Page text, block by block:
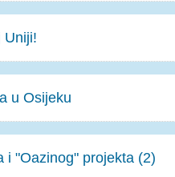
Uniji!
u Osijeku
i "Oazinog" projekta (2)